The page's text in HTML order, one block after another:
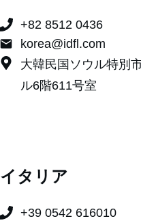
+82 8512 0436
korea@idfl.com
大韓民国ソウル特別
ル6階611号室
イタリア
+39 0542 616010